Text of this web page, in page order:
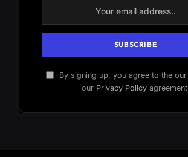
By signing up, you agree to the
our Privacy Policy